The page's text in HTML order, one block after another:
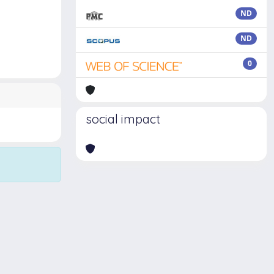
ND
ND
0
social impact